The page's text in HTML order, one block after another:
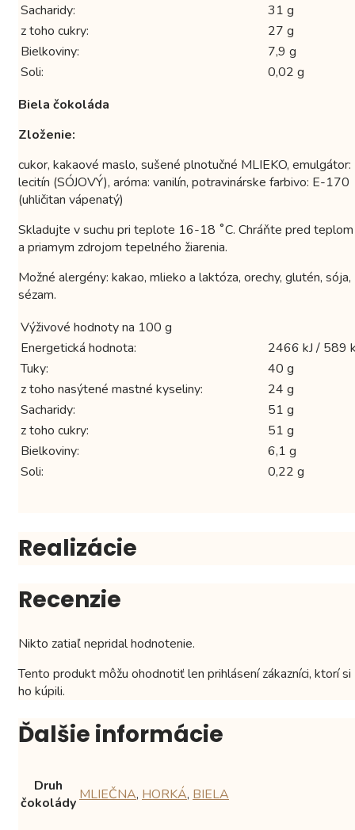
Sacharidy:
31 g
z toho cukry:
27 g
Bielkoviny:
7,9 g
Soli:
0,02 g
Biela čokoláda
Zloženie:
cukor, kakaové maslo, sušené plnotučné MLIEKO, emulgátor:
lecitín (SÓJOVÝ), aróma: vanilín, potravinárske farbivo: E-170
(uhličitan vápenatý)
Skladujte v suchu pri teplote 16-18 ˚C. Chráňte pred teplom
a priamym zdrojom tepelného žiarenia.
Možné alergény: kakao, mlieko a laktóza, orechy, glutén, sója,
sézam.
Výživové hodnoty na 100 g
Energetická hodnota:
2466 kJ / 589
Tuky:
40 g
z toho nasýtené mastné kyseliny:
24 g
Sacharidy:
51 g
z toho cukry:
51 g
Bielkoviny:
6,1 g
Soli:
0,22 g
Realizácie
Recenzie
Nikto zatiaľ nepridal hodnotenie.
Tento produkt môžu ohodnotiť len prihlásení zákazníci, ktorí si
ho kúpili.
Ďalšie informácie
Druh
čokolády MLIEČNA, HORKÁ, BIELA